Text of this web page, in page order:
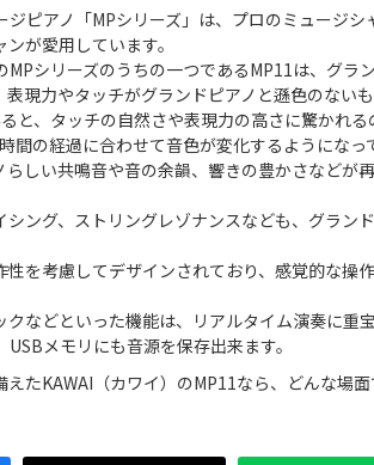
ジピアノ「MPシリーズ」は、プロのミュージ
が愛用しています。
MPシリーズのうちの一つであるMP11は、グラ
現力やタッチがグランドピアノと遜色のないも
と、タッチの自然さや表現力の高さに驚かれる
間の経過に合わせて音色が変化するようになっ
らしい共鳴音や音の余韻、響きの豊かさなどが
ング、ストリングレゾナンスなども、グラン
を考慮してデザインされており、感覚的な操
などといった機能は、リアルタイム演奏に重宝
メモリにも音源を保存出来ます。
たKAWAI（カワイ）のMP11なら、どんな場